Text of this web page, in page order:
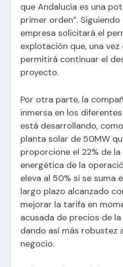
que Andalucía es una
primer orden”.
empresa solicitará el
explotación que, una
permitirá continuar el
proyecto.
Por otra parte, la
inmersa en los
está desarrollando,
planta solar de 50MW
proporcione el 22% de
energética de la
eleva al 50% si se suma
largo plazo alcanzado
mejorar la tarifa en
acusada de precios de
dando así más robustez
negocio.